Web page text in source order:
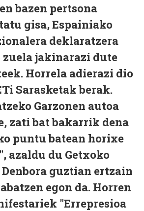
bazen pertsona
gisa, Espainiako
deklaratzera
zuela jakinarazi dute
Horrela adierazi dio
Sarasketak berak.
Garzonen autoa
zati bat bakarrik dena
puntu batean horixe
azaldu du Getxoko
guztian ertzain
egon da. Horren
"Errepresioa